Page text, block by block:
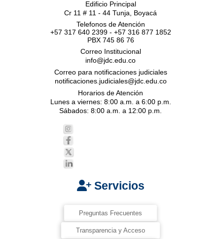
Edificio Principal
Cr 11 # 11 - 44 Tunja, Boyacá
Telefonos de Atención
+57 317 640 2399 - +57 316 877 1852
PBX 745 86 76
Correo Institucional
info@jdc.edu.co
Correo para notificaciones judiciales
notificaciones.judiciales@jdc.edu.co
Horarios de Atención
Lunes a viernes: 8:00 a.m. a 6:00 p.m.
Sábados: 8:00 a.m. a 12:00 p.m.
Servicios
Preguntas Frecuentes
Transparencia y Acceso